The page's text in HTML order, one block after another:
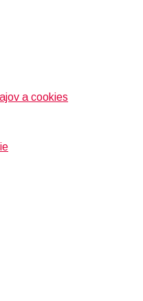
a cookies